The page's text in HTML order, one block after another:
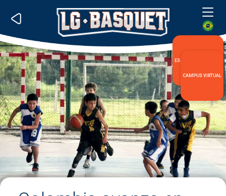
ESPECIALIZACIÓN LG
CAMPUS VIRTUAL